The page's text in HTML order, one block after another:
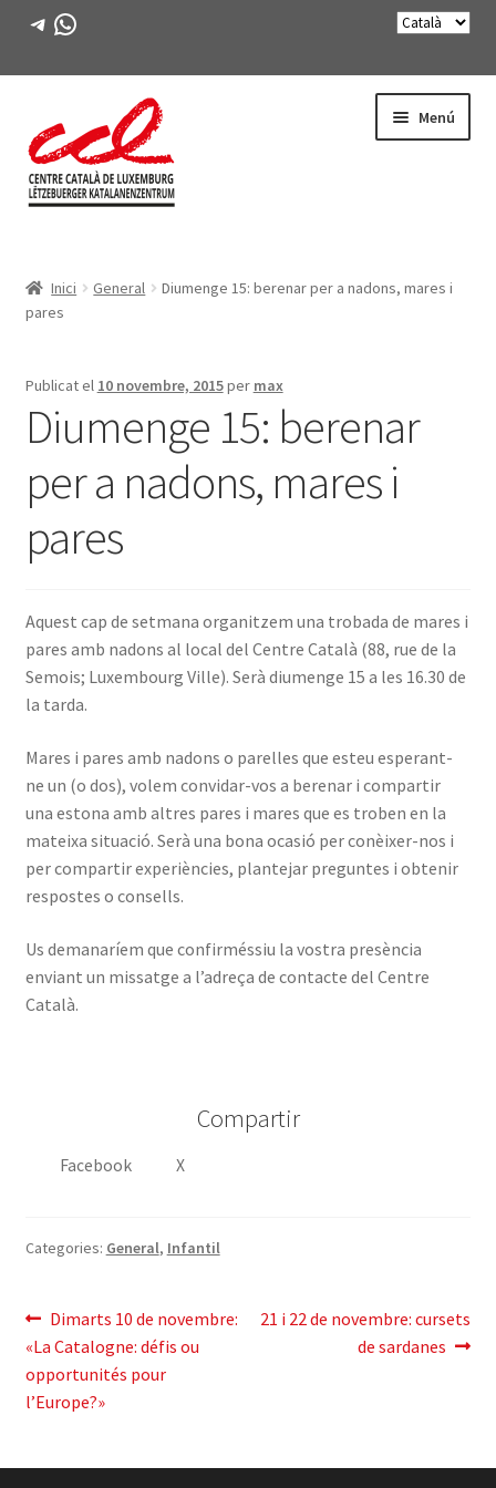
Telegram
WhatsApp
navegació
al
contingut
Menú
menú
ACTIVITATS
FES-TE SOCI
LLIBRE
INICIA SESSIÓ
Inici General
Diumenge 15: berenar per a nadons, mares i
pares
Publicat el 10 novembre, 2015per max
Diumenge 15: berenar
per a nadons, mares i
pares
Aquest cap de setmana organitzem una trobada de mares i
pares amb nadons al local del Centre Català (88, rue de la
Semois; Luxembourg Ville). Serà diumenge 15 a les 16.30 de
la tarda.
Mares i pares amb nadons o parelles que esteu esperant-
ne un (o dos), volem convidar-vos a berenar i compartir
una estona amb altres pares i mares que es troben en la
mateixa situació. Serà una bona ocasió per conèixer-nos i
per compartir experiències, plantejar preguntes i obtenir
respostes o consells.
Us demanaríem que confirméssiu la vostra presència
enviant un missatge a l’adreça de contacte del Centre
Català.
Compartir
Facebook X
Categories: General, Infantil
Navegació
d'entrades
Entrada
anterior:
Dimarts 10 de novembre:
«La Catalogne: défis ou
opportunités pour
l’Europe?»
Pròxima
21 i 22 de novembre: cursets
de sardanes